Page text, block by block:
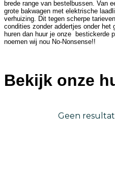
brede range van bestelbussen. Van
grote bakwagen met elektrische
verhuizing. Dit tegen scherpe
condities zonder addertjes onder het
huren dan huur je onze bestickerde
noemen wij nou No-Nonsense!!
Bekijk onze